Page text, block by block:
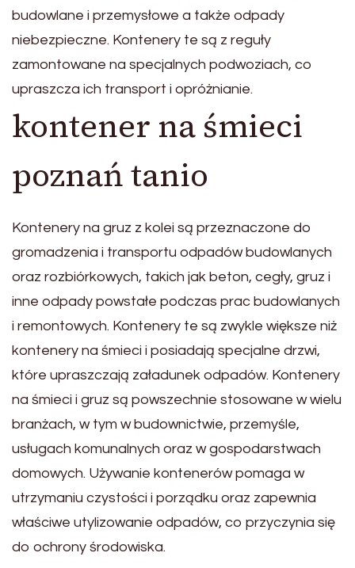
budowlane i przemysłowe a także odpady
niebezpieczne. Kontenery te są z reguły
zamontowane na specjalnych podwoziach, co
upraszcza ich transport i opróżnianie.
kontener na śmieci
poznań tanio
Kontenery na gruz z kolei są przeznaczone do
gromadzenia i transportu odpadów budowlanych
oraz rozbiórkowych, takich jak beton, cegły, gruz i
inne odpady powstałe podczas prac budowlanych
i remontowych. Kontenery te są zwykle większe niż
kontenery na śmieci i posiadają specjalne drzwi,
które upraszczają załadunek odpadów. Kontenery
na śmieci i gruz są powszechnie stosowane w wielu
branżach, w tym w budownictwie, przemyśle,
usługach komunalnych oraz w gospodarstwach
domowych. Używanie kontenerów pomaga w
utrzymaniu czystości i porządku oraz zapewnia
właściwe utylizowanie odpadów, co przyczynia się
do ochrony środowiska.